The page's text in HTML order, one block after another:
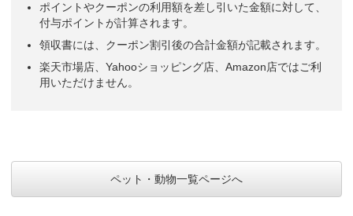
ポイントやクーポンの利用額を差し引いた金額に対して、
付与ポイントが計算されます。
領収書には、クーポン割引後の合計金額が記載されます。
楽天市場店、Yahooショッピング店、Amazon店ではご利
用いただけません。
ペット・動物一覧ページへ